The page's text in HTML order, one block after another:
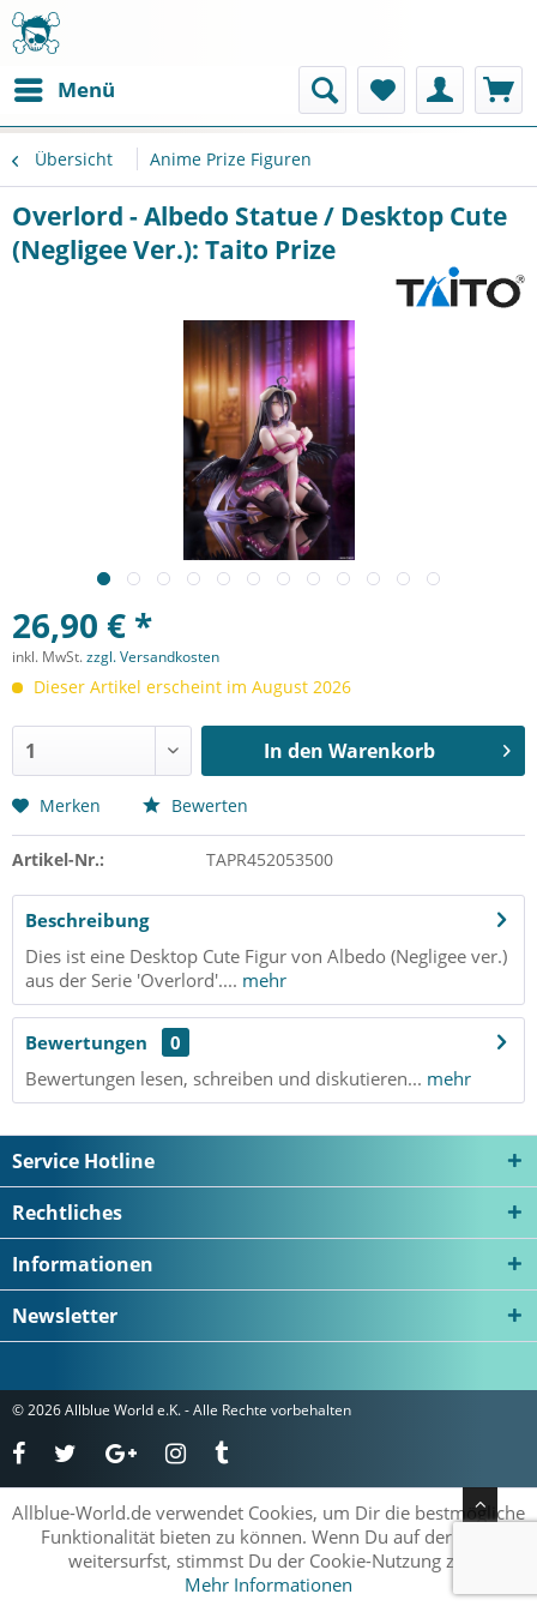
Menü
Übersicht Anime Prize Figuren
Overlord - Albedo Statue / Desktop Cute
(Negligee Ver.): Taito Prize
26,90 € *
inkl. MwSt.zzgl. Versandkosten
Dieser Artikel erscheint im August 2026
In den Warenkorb
Merken Bewerten
Artikel-Nr.: TAPR452053500
Beschreibung
Dies ist eine Desktop Cute Figur von Albedo (Negligee ver.)
aus der Serie 'Overlord'.... mehr
Bewertungen
0
Bewertungen lesen, schreiben und diskutieren... mehr
Service Hotline
Rechtliches
Informationen
Newsletter
© 2026 Allblue World e.K. - Alle Rechte vorbehalten
Allblue-World.de verwendet Cookies, um Dir die bestmögliche
Funktionalität bieten zu können. Wenn Du auf der Seite
weitersurfst, stimmst Du der Cookie-Nutzung zu.
Mehr Informationen